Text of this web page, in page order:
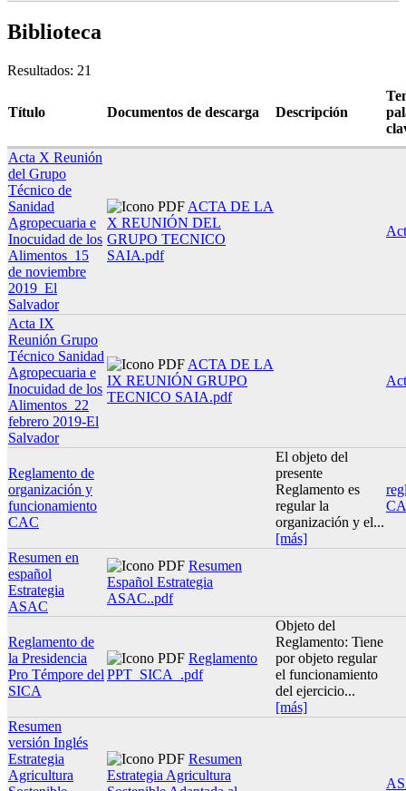
Biblioteca
Resultados: 21
Título Documentos de descarga Descripción
Acta X Reunión
del Grupo
Técnico de
Sanidad
Agropecuaria e
Inocuidad de los
Alimentos_15
de noviembre
2019_El
Salvador
ACTA DE LA
X REUNIÓN DEL
GRUPO TECNICO
SAIA.pdf
Acta IX
Reunión Grupo
Técnico Sanidad
Agropecuaria e
Inocuidad de los
Alimentos_22
febrero 2019-El
Salvador
ACTA DE LA
IX REUNIÓN GRUPO
TECNICO SAIA.pdf
Reglamento de
organización y
funcionamiento
CAC
El objeto del
presente
Reglamento es
regular la
organización y el...
[más]
Resumen en
español
Estrategia
ASAC
Resumen
Español Estrategia
ASAC..pdf
Reglamento de
la Presidencia
Pro Témpore del
SICA
Reglamento
PPT_SICA_.pdf
Objeto del
Reglamento: Tiene
por objeto regular
el funcionamiento
del ejercicio...
[más]
Resumen
versión Inglés
Estrategia
Agricultura
Resumen
Estrategia Agricultura